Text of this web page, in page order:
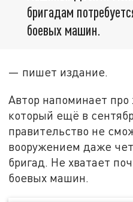
бригадам
боевых машин.
— пишет издание.
Автор напоминает
который ещё в
правительство не
вооружением даже
бригад. Не хватает
боевых машин.